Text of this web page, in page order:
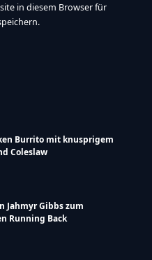
in diesem Browser für
Burrito mit knusprigem
Coleslaw
Jahmyr Gibbs zum
Running Back